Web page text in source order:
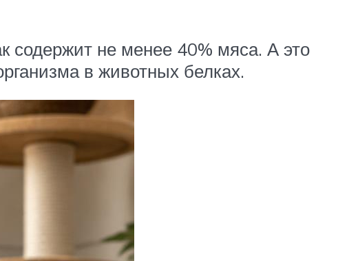
содержит не менее 40% мяса. А это
в животных белках.